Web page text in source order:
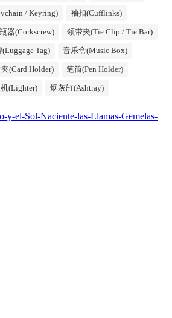
/ Keyring) 袖扣(Cufflinks)
器(Corkscrew) 领带夹(Tie Clip / Tie Bar)
Tag) 音乐盒(Music Box)
(Card Holder) 笔筒(Pen Holder)
(Lighter) 烟灰缸(Ashtray)